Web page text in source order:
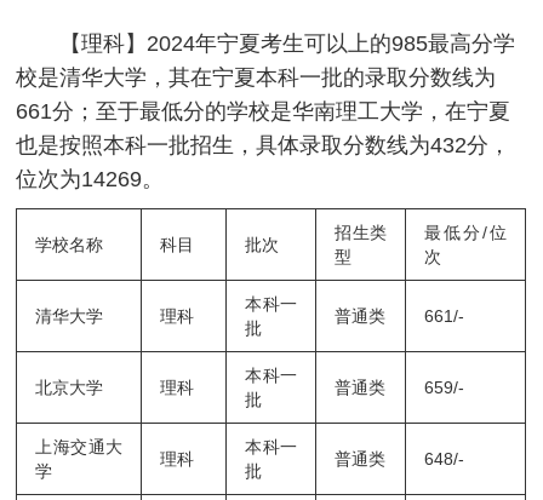
【理科】2024年宁夏考生可以上的985最高分学
校是清华大学，其在宁夏本科一批的录取分数线为
661分；至于最低分的学校是华南理工大学，在宁夏
也是按照本科一批招生，具体录取分数线为432分，
位次为14269。
学校名称 科目 批次
招生类
型
最低分/位
次
清华大学 理科
本科一
批
普通类 661/-
北京大学 理科
本科一
批
普通类 659/-
上海交通大
学
理科
本科一
批
普通类 648/-